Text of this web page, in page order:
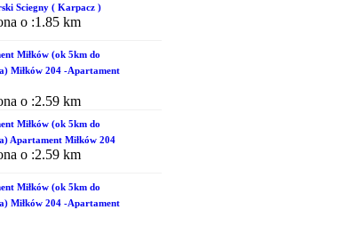
Sciegny ( Karpacz )
o :1.85 km
Miłków (ok 5km do
Miłków 204 -Apartament
o :2.59 km
Miłków (ok 5km do
Apartament Miłków 204
o :2.59 km
Miłków (ok 5km do
Miłków 204 -Apartament